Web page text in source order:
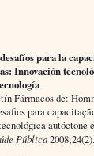
para la
Innovación
Fármacos de:
para
autóctone
Pública2008;24(2).